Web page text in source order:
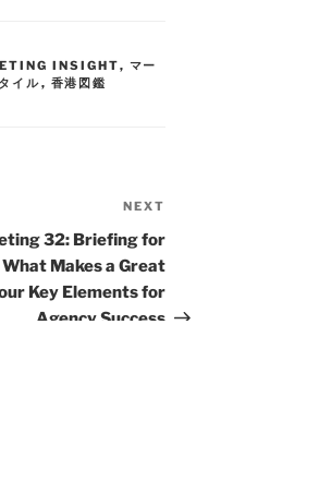
INSIGHT, マー
イル, 香港図鑑
NEXT
32: Briefing for
What Makes a Great
Key Elements for
Agency Success